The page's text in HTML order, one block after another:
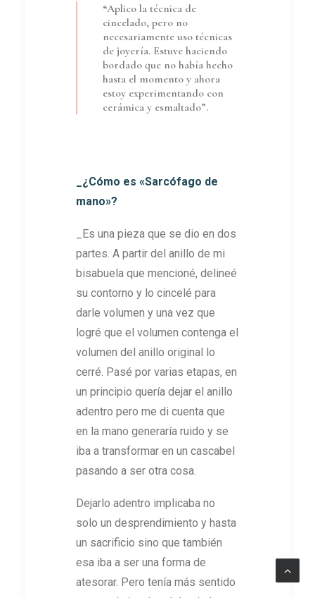
“Aplico la técnica de
cincelado, pero no
necesariamente uso técnicas
de joyería. Estuve haciendo
bordado que no había hecho
hasta el momento y ahora
estoy experimentando con
cerámica y esmaltado”.
_¿Cómo es «Sarcófago de
mano»?
_Es una pieza que se dio en dos
partes. A partir del anillo de mi
bisabuela que mencioné, delineé
su contorno y lo cincelé para
darle volumen y una vez que
logré que el volumen contenga el
volumen del anillo original lo
cerré. Pasé por varias etapas, en
un principio quería dejar el anillo
adentro pero me di cuenta que
en la mano generaría ruido y se
iba a transformar en un cascabel
pasando a ser otra cosa.
Dejarlo adentro implicaba no
solo un desprendimiento y hasta
un sacrificio sino que también
esa iba a ser una forma de
atesorar. Pero tenía más sentido